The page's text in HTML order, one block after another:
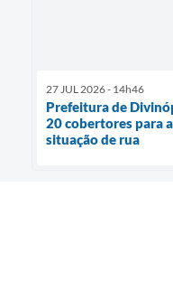
27 JUL 2026 - 14h46
Prefeitura de
20 cobertores para
situação de rua